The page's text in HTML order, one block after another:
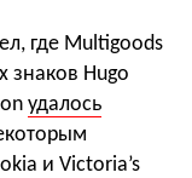
где Multigoods
знаков Hugo
удалось
и Victoria’s